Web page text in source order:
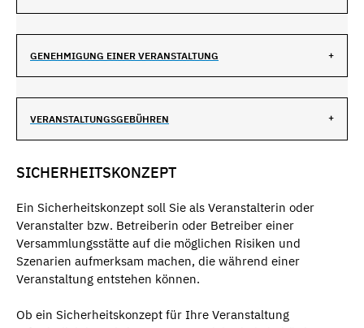
GENEHMIGUNG EINER VERANSTALTUNG
VERANSTALTUNGSGEBÜHREN
SICHERHEITSKONZEPT
Ein Sicherheitskonzept soll Sie als Veranstalterin oder
Veranstalter bzw. Betreiberin oder Betreiber einer
Versammlungsstätte auf die möglichen Risiken und
Szenarien aufmerksam machen, die während einer
Veranstaltung entstehen können.
Ob ein Sicherheitskonzept für Ihre Veranstaltung